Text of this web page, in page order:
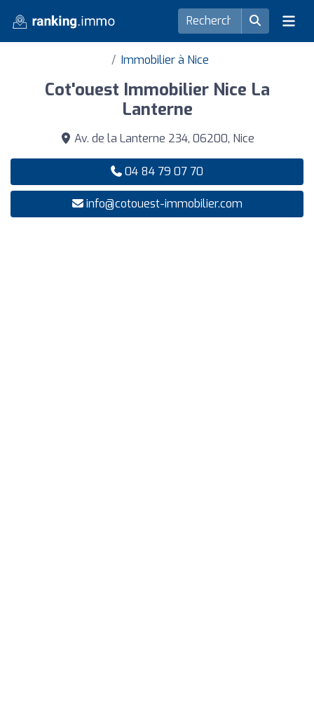
Immobilier à Nice
Cot'ouest Immobilier Nice La
Lanterne
Av. de la Lanterne 234, 06200, Nice
04 84 79 07 70
info@cotouest-immobilier.com